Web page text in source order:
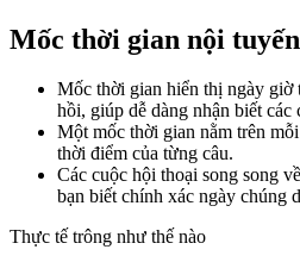
Mốc thời gian nội
Mốc thời gian hiển thị ngày giờ
hồi, giúp dễ dàng nhận biết các
Một mốc thời gian nằm trên
thời điểm của từng câu.
Các cuộc hội thoại song song
bạn biết chính xác ngày chúng
Thực tế trông như thế nào